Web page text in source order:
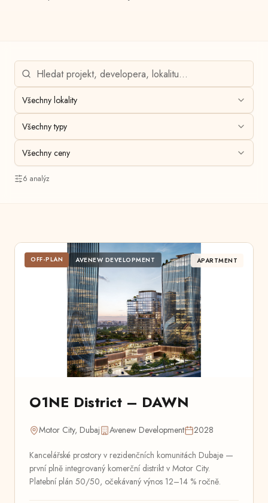
Všechny lokality
Všechny typy
Všechny ceny
6 analýz
OFF-PLAN AVENEW DEVELOPMENT APARTMENT
O1NE District – DAWN
Motor City, Dubaj Avenew Development 2028
Kancelářské prostory v rezidenčních komunitách Dubaje —
první plně integrovaný komerční distrikt v Motor City.
Platební plán 50/50, očekávaný výnos 12–14 % ročně.